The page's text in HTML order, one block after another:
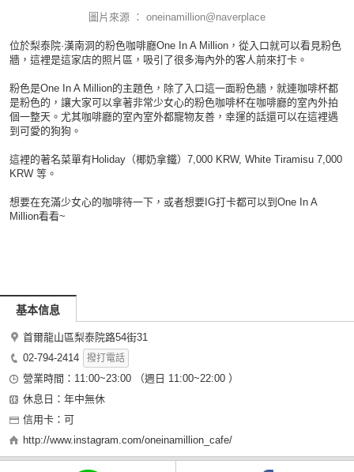
圖片來源 ： oneinamillion@naverplace
位於梨泰院·漢南洞的粉色咖啡廳One In A Million，從入口就可以看見粉色
牆，這裡是這家店的照片區，吸引了很多海內外的客人前來打卡。
粉色是One In A Million的主題色，除了入口這一面粉色牆，就連咖啡杯都
是粉色的，讓大家可以拿著非常少女心的粉色咖啡杯在咖啡廳的室內外拍
個一整天。尤其咖啡廳的室內室外都寵物友善，幸運的話還可以在這裡遇
到可愛的狗狗。
這裡的著名菜單有Holiday（椰奶拿鐵）7,000 KRW, White Tiramisu 7,000
KRW 等。
想要在充滿少女心的咖啡待一下，或者想要IG打卡都可以到One In A
Million看看~
基本信息
首爾龍山區梨泰院路54街31
02-794-2414
撥打電話
營業時間：11:00~23:00 （週日 11:00~22:00 ）
休息日：年中無休
信用卡：可
http://www.instagram.com/oneinamillion_cafe/